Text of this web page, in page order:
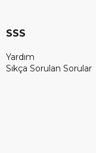
SSS
Yardım
Sıkça Sorulan Sorular